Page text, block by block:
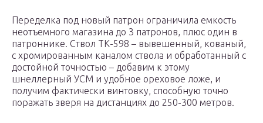
Переделка под новый патрон ограничила емкость
неотъемного магазина до 3 патронов, плюс один в
патроннике. Ствол ТК-598 – вывешенный, кованый,
с хромированным каналом ствола и обработанный с
достойной точностью – добавим к этому
шнеллерный УСМ и удобное ореховое ложе, и
получим фактически винтовку, способную точно
поражать зверя на дистанциях до 250-300 метров.